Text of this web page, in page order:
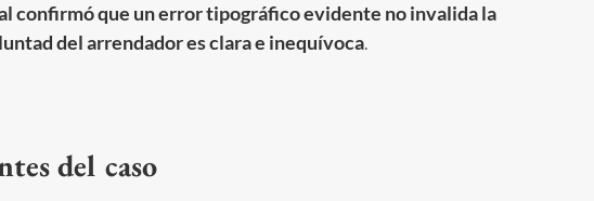
confirmó que un error tipográfico evidente no invalida la
del arrendador es clara e inequívoca.
del caso